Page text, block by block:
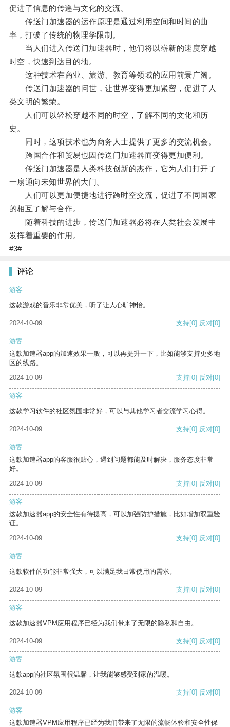
促进了信息的传递与文化的交流。
传送门加速器的运作原理是通过利用空间和时间的曲
率，打破了传统的物理学限制。
当人们进入传送门加速器时，他们将以崭新的速度穿越
时空，快速到达目的地。
这种技术在商业、旅游、教育等领域的应用前景广阔。
传送门加速器的问世，让世界变得更加紧密，促进了人
类文明的繁荣。
人们可以轻松穿越不同的时空，了解不同的文化和历
史。
同时，这项技术也为商务人士提供了更多的交流机会。
跨国合作和贸易也因传送门加速器而变得更加便利。
传送门加速器是人类科技创新的杰作，它为人们打开了
一扇通向未知世界的大门。
人们可以更加便捷地进行跨时空交流，促进了不同国家
的相互了解与合作。
随着科技的进步，传送门加速器必将在人类社会发展中
发挥着重要的作用。
#3#
评论
游客
这款游戏的音乐非常优美，听了让人心旷神怡。
2024-10-09 支持[0] 反对[0]
游客
这款加速器app的加速效果一般，可以再提升一下，比如能够支持更多地
区的线路。
2024-10-09
支持[0] 反对[0]
游客
这款学习软件的社区氛围非常好，可以与其他学习者交流学习心得。
2024-10-09 支持[0] 反对[0]
游客
这款加速器app的客服很贴心，遇到问题都能及时解决，服务态度非常
好。
2024-10-09
支持[0] 反对[0]
游客
这款加速器app的安全性有待提高，可以加强防护措施，比如增加双重验
证。
2024-10-09
支持[0] 反对[0]
游客
这款软件的功能非常强大，可以满足我日常使用的需求。
2024-10-09 支持[0] 反对[0]
游客
这款加速器VPM应用程序已经为我们带来了无限的隐私和自由。
2024-10-09 支持[0] 反对[0]
游客
这款app的社区氛围很温馨，让我能够感受到家的温暖。
2024-10-09 支持[0] 反对[0]
游客
这款加速器VPM应用程序已经为我们带来了无限的流畅体验和安全性保